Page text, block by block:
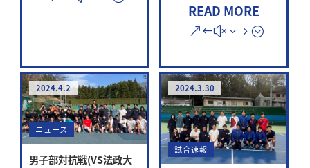
READ MORE
2024.4.2
ニュース
男子部対抗戦(VS法政大
2024.3.30
試合速報